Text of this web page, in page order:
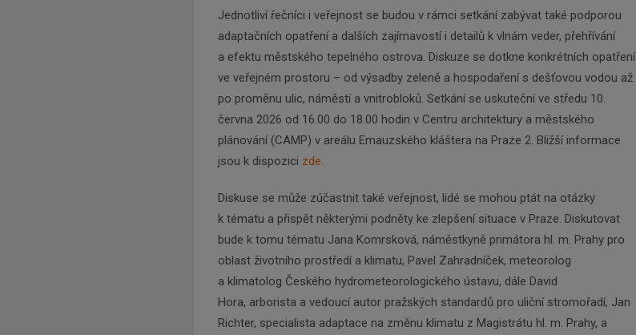
Jednotliví řečníci i veřejnost se budou v rámci setkání zabývat také podporou
adaptačních opatření a dalších zajímavostí i detailů k vlnám veder, přehřívání
a efektu městského tepelného ostrova. Diskuze se dotkne konkrétních opatření
ve veřejném prostoru – od výsadby zeleně a hospodaření s dešťovou vodou až
po proměnu ulic, náměstí a vnitrobloků. Setkání se uskuteční ve středu 10.
června 2026 od 16.00 do 18.00 hodin v Centru architektury a městského
plánování (CAMP) v areálu Emauzského kláštera na Praze 2. Bližší informace
jsou k dispozici zde
Diskuse se může zúčastnit také veřejnost, lidé se mohou ptát na otázky
k tématu a přispět některými podněty ke zlepšení situace v Praze. Diskutovat
bude k tomu tématu Jana Komrsková, náměstkyně primátora hl. m. Prahy pro
oblast životního prostředí a klimatu, Pavel Zahradníček, meteorolog
a klimatolog Českého hydrometeorologického ústavu, dále David
Hora, arborista a vedoucí autor pražských standardů pro uliční stromořadí, Jan
Richter, specialista adaptace na změnu klimatu z Magistrátu hl. m. Prahy, a